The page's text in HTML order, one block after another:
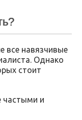
все навязчивые
Однако
стоит
частыми и